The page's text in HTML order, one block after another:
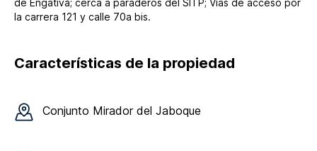
de Engativá; cerca a paraderos del SITP; Vías de acceso por
la carrera 121 y calle 70a bis.
Características de la propiedad
Conjunto Mirador del Jaboque